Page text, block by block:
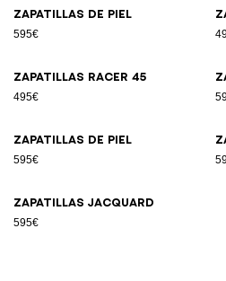
Zapatillas de piel
595€
Zapatillas Racer 45
495€
Zapatillas de piel
595€
Zapatillas jacquard
595€